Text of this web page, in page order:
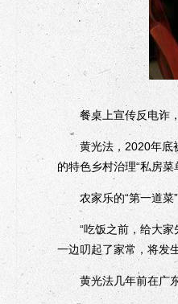
餐桌上宣传反电诈
黄光法，2020年底被
的特色乡村治理“私房菜
农家乐的“第一道菜”
“吃饭之前，给大家先
一边叨起了家常，将发
黄光法几年前在广东